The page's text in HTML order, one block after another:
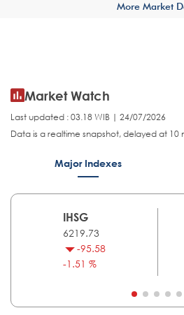
More Market
Market Watch
Last updated : 03.18 WIB | 24/07/2026
Data is a realtime snapshot, delayed at 10
Major Indexes
IHSG
6219.73
-95.58
-1.51 %